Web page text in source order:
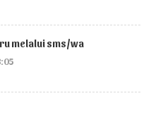
melalui sms/wa